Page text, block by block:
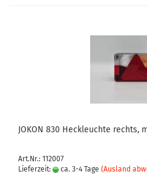
JOKON 830 Heckleuchte rechts,
Art.Nr.: 112007
Lieferzeit:
ca. 3-4 Tage (Ausland